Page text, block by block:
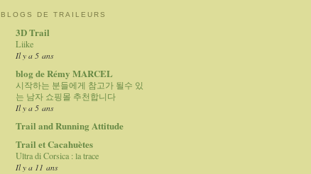
BLOGS DE TRAILEURS
3D Trail
Liike
Il y a 5 ans
blog de Rémy MARCEL
시작하는 분들에게 참고가 될수 있
는 남자 쇼핑몰 추천합니다
Il y a 5 ans
Trail and Running Attitude
Trail et Cacahuètes
Ultra di Corsica : la trace
Il y a 11 ans